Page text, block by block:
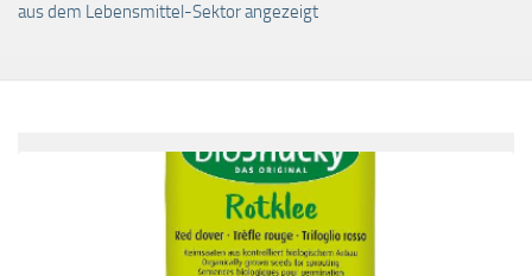
aus dem Lebensmittel-Sektor angezeigt